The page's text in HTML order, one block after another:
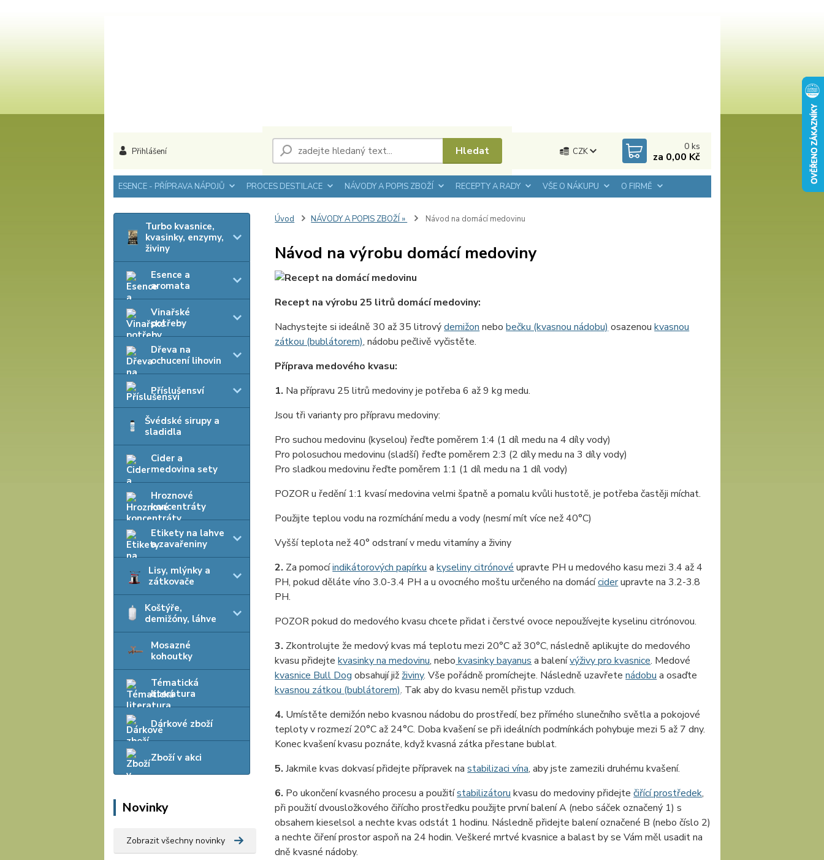
ESENCE - PŘÍPRAVA NÁPOJŮ PROCES DESTILACE NÁVODY A POPIS ZBOŽÍ RECEPTY A RADY VŠE O NÁKUPU O FIRMĚ
CZK
Přihlášení Hledat 0 ks
za 0,00 Kč
Turbo kvasnice,
kvasinky, enzymy,
živiny
Esence a
aromata
Vinařské
potřeby
Dřeva na
ochucení lihovin
Příslušensví
Švédské sirupy a
sladidla
Cider a
medovina sety
Hroznové
koncentráty
Etikety na lahve
a zavařeniny
Lisy, mlýnky a
zátkovače
Koštýře,
demižóny, láhve
Mosazné
kohoutky
Tématická
literatura
Dárkové zboží
Zboží v akci
Novinky
Zobrazit všechny novinky
Úvod NÁVODY A POPIS ZBOŽÍ » Návod na domácí medovinu
Návod na výrobu domácí medoviny
Recept na výrobu 25 litrů domácí medoviny:
Nachystejte si ideálně 30 až 35 litrovýdemižon nebobečku (kvasnou nádobu) osazenoukvasnou
zátkou (bublátorem), nádobu pečlivě vyčistěte.
Příprava medového kvasu:
1. Na přípravu 25 litrů medoviny je potřeba 6 až 9 kg medu.
Jsou tři varianty pro přípravu medoviny:
Pro suchou medovinu (kyselou) řeďte poměrem 1:4 (1 díl medu na 4 díly vody)
Pro polosuchou medovinu (sladší) řeďte poměrem 2:3 (2 díly medu na 3 díly vody)
Pro sladkou medovinu řeďte poměrem 1:1 (1 díl medu na 1 díl vody)
POZOR u ředění 1:1 kvasí medovina velmi špatně a pomalu kvůli hustotě, je potřeba častěji míchat.
Použijte teplou vodu na rozmíchání medu a vody (nesmí mít více než 40°C)
Vyšší teplota než 40° odstraní v medu vitamíny a živiny
2. Za pomocíindikátorových papírku akyseliny citrónové upravte PH u medového kasu mezi 3.4 až 4
PH, pokud děláte víno 3.0-3.4 PH a u ovocného moštu určeného na domácíciderupravte na 3.2-3.8
PH.
POZOR pokud do medového kvasu chcete přidat i čerstvé ovoce nepoužívejte kyselinu citrónovou.
3. Zkontrolujte že medový kvas má teplotu mezi 20°C až 30°C, následně aplikujte do medového
kvasu přidejtekvasinky na medovinu, nebo kvasinky bayanus a balenívýživy pro kvasnice. Medové
kvasnice Bull Dog obsahují jižživiny. Vše pořádně promíchejte. Následně uzavřetenádobu a osaďte
kvasnou zátkou (bublátorem). Tak aby do kvasu neměl přistup vzduch.
4. Umístěte demižón nebo kvasnou nádobu do prostředí, bez přímého slunečního světla a pokojové
teploty v rozmezí 20°C až 24°C. Doba kvašení se při ideálních podmínkách pohybuje mezi 5 až 7 dny.
Konec kvašení kvasu poznáte, když kvasná zátka přestane bublat.
5. Jakmile kvas dokvasí přidejte přípravek nastabilizaci vína, aby jste zamezili druhému kvašení.
6. Po ukončení kvasného procesu a použitístabilizátoru kvasu do medoviny přidejtečiřící prostředek,
při použití dvousložkového čiřícího prostředku použijte první balení A (nebo sáček označený 1) s
obsahem kieselsol a nechte kvas odstát 1 hodinu. Následně přidejte balení označené B (nebo číslo 2)
a nechte čiření prostor aspoň na 24 hodin. Veškeré mrtvé kvasnice a balast by se Vám měl usadit na
dně kvasné nádoby.